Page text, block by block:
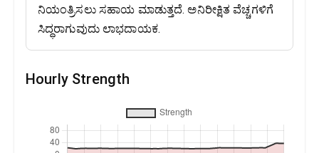
ನಿಯಂತ್ರಿಸಲು ಸಹಾಯ ಮಾಡುತ್ತದೆ. ಅನಿರೀಕ್ಷಿತ ವೆಚ್ಚಗಳಿಗೆ
ಸಿದ್ಧರಾಗುವುದು ಲಾಭದಾಯಕ.
Hourly Strength